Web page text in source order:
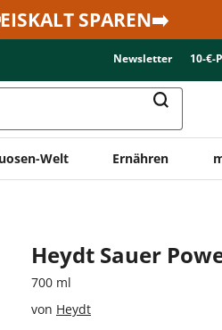
SPAREN➡️
Newsletter 10-€-
Welt Ernähren
Heydt Sauer
700 ml
von Heydt